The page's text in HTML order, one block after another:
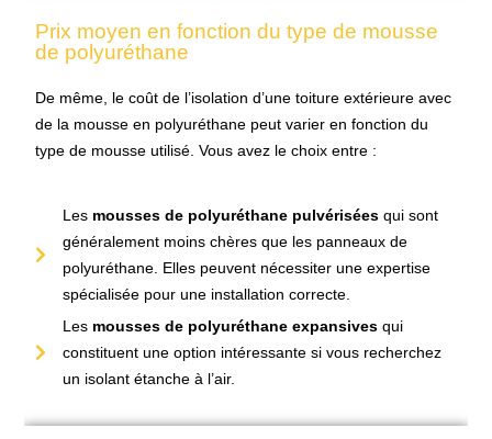
Prix moyen en fonction du type de mousse
de polyuréthane
De même, le coût de l’isolation d’une toiture extérieure avec
de la mousse en polyuréthane peut varier en fonction du
type de mousse utilisé. Vous avez le choix entre :
Les mousses de polyuréthane pulvérisées qui sont
généralement moins chères que les panneaux de
polyuréthane. Elles peuvent nécessiter une expertise
spécialisée pour une installation correcte.
Les mousses de polyuréthane expansives qui
constituent une option intéressante si vous recherchez
un isolant étanche à l’air.